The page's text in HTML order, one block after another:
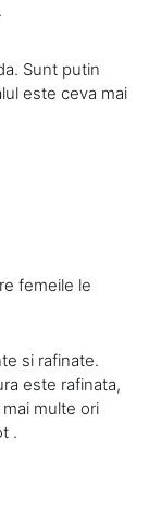
Sunt putin
este ceva mai
femeile le
si rafinate.
este rafinata,
multe ori
.